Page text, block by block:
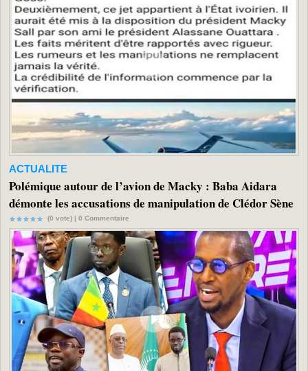
ACTUALITE
Polémique autour de l’avion de Macky : Baba Aidara
démonte les accusations de manipulation de Clédor Sène
(0 vote) | 0 Commentaire